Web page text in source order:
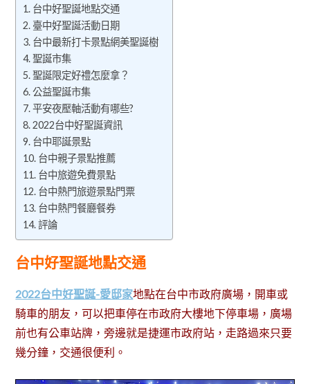
台中好聖誕地點交通
臺中好聖誕活動日期
台中最新打卡景點網美聖誕樹
聖誕市集
聖誕限定好禮怎麼拿？
公益聖誕市集
平安夜壓軸活動有哪些?
2022台中好聖誕資訊
台中耶誕景點
台中親子景點推薦
台中旅遊免費景點
台中熱門旅遊景點門票
台中熱門餐廳餐券
評論
台中好聖誕地點交通
2022台中好聖誕-愛邸家地點在台中市政府廣場，開車或
騎車的朋友，可以把車停在市政府大樓地下停車場，廣場
前也有公車站牌，旁邊就是捷運市政府站，走路過來只要
幾分鐘，交通很便利。